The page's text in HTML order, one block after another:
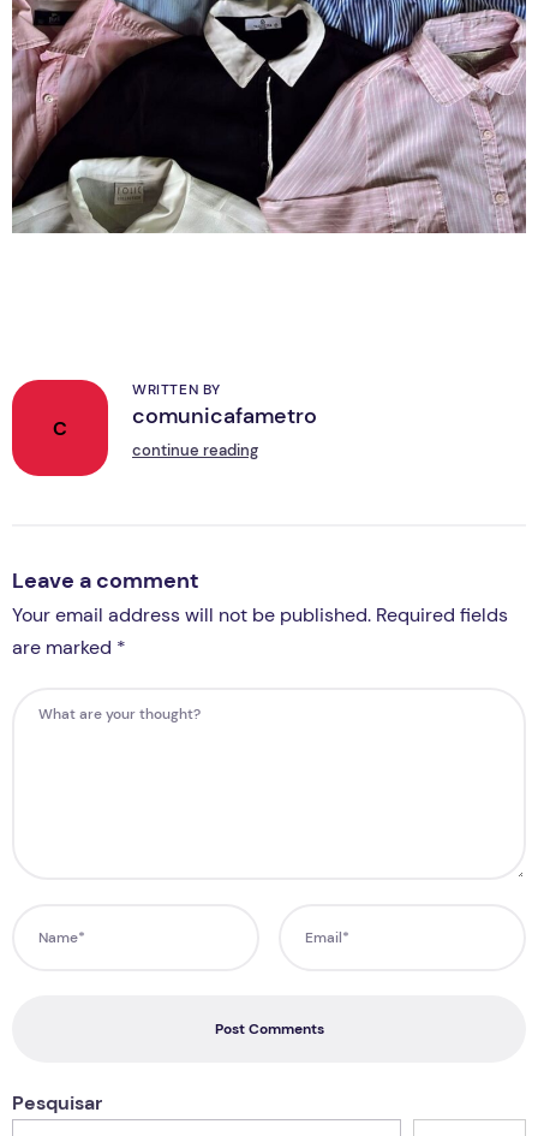
C
WRITTEN BY
comunicafametro
continue reading
Leave a comment
Your email address will not be published. Required fields
are marked *
Post Comments
Pesquisar